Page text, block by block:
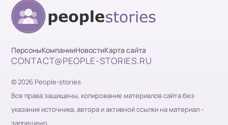
ПерсоныКомпанииНовостиКарта сайта
CONTACT@PEOPLE-STORIES.RU
© 2026 People-stories
Все права защищены, копирование материалов сайта без
указания источника, автора и активной ссылки на материал -